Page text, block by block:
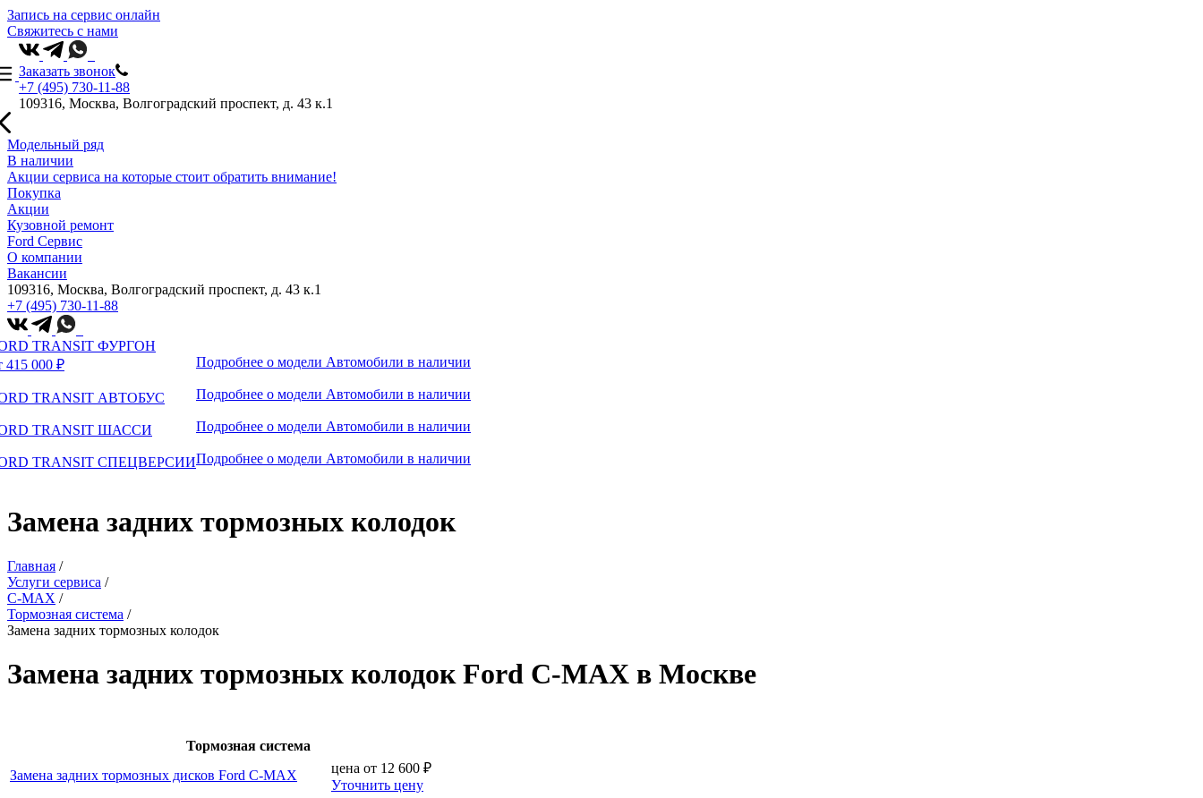
Запись на сервис онлайн
Свяжитесь с нами
Заказать звонок
+7 (495) 730-11-88
109316, Москва, Волгоградский проспект, д. 43 к.1
Модельный ряд
В наличии
Акции сервиса на которые стоит обратить внимание!
Покупка
Акции
Кузовной ремонт
Ford Сервис
О компании
Вакансии
109316, Москва, Волгоградский проспект, д. 43 к.1
+7 (495) 730-11-88
TRANSIT ФУРГОН
415 000 ₽
TRANSIT АВТОБУС
TRANSIT ШАССИ
TRANSIT СПЕЦВЕРСИИ
Подробнее о модели Автомобили в наличии
Подробнее о модели Автомобили в наличии
Подробнее о модели Автомобили в наличии
Подробнее о модели Автомобили в наличии
Замена задних тормозных колодок
Главная /
Услуги сервиса /
C-MAX /
Тормозная система /
Замена задних тормозных колодок
Замена задних тормозных колодок Ford C-MAX в Москве
Тормозная система
Замена задних тормозных дисков Ford C-MAX
цена от 12 600 ₽
Уточнить цену